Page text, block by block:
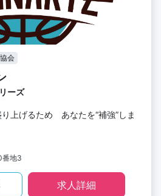
会
ーズ
上げるため あなたを“補強”しま
番地3
求人詳細